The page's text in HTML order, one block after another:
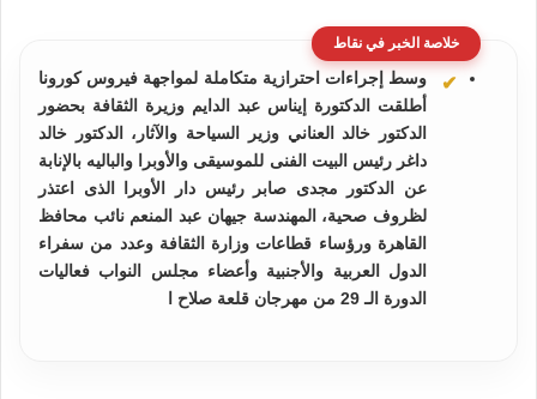
خلاصة الخبر في نقاط
وسط إجراءات احترازية متكاملة لمواجهة فيروس كورونا
أطلقت الدكتورة إيناس عبد الدايم وزيرة الثقافة بحضور
الدكتور خالد العناني وزير السياحة والآثار، الدكتور خالد
داغر رئيس البيت الفنى للموسيقى والأوبرا والباليه بالإنابة
عن الدكتور مجدى صابر رئيس دار الأوبرا الذى اعتذر
لظروف صحية، المهندسة جيهان عبد المنعم نائب محافظ
القاهرة ورؤساء قطاعات وزارة الثقافة وعدد من سفراء
الدول العربية والأجنبية وأعضاء مجلس النواب فعاليات
الدورة الـ 29 من مهرجان قلعة صلاح ا